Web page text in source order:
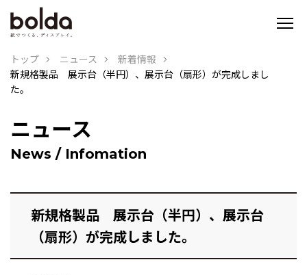
トップ ニュース
新着情報
新規格製品 展示台（半円）、展示台（扇形）が完成しまし
た。
ニュース
News / Infomation
新規格製品 展示台（半円）、展示台
（扇形）が完成しました。